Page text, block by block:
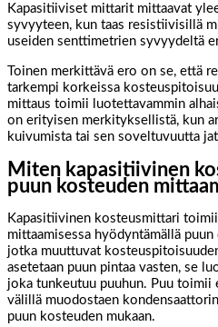
Kapasitiiviset mittarit mittaavat
syvyyteen, kun taas resistiivisillä
useiden senttimetrien syvyydeltä
Toinen merkittävä ero on se, että
tarkempi korkeissa
mittaus toimii luotettavammin
on erityisen merkityksellistä, kun
kuivumista tai sen soveltuvuutta
Miten kapasitiivinen
puun kosteuden
Kapasitiivinen kosteusmittari
mittaamisessa hyödyntämällä
jotka muuttuvat
asetetaan puun pintaa vasten, se
joka tunkeutuu puuhun. Puu toimii
välillä muodostaen
puun kosteuden mukaan.